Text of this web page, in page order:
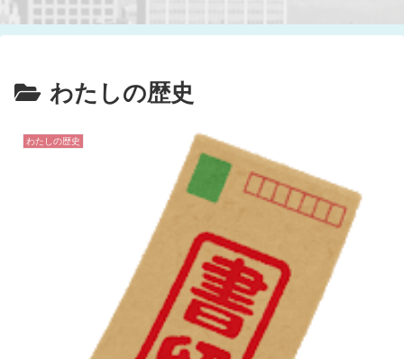
わたしの歴史
わたしの歴史